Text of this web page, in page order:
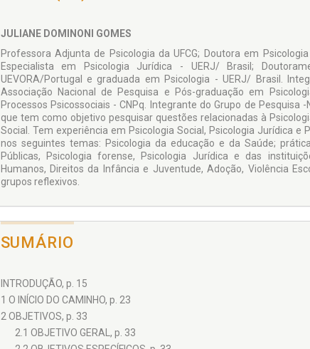
JULIANE DOMINONI GOMES
Professora Adjunta de Psicologia da UFCG; Doutora em
Especialista em Psicologia Jurídica - UERJ/ Brasil;
UEVORA/Portugal e graduada em Psicologia - UERJ/ Brasil.
Associação Nacional de Pesquisa e Pós-graduação em
Processos Psicossociais - CNPq. Integrante do Grupo de Pesquisa
que tem como objetivo pesquisar questões relacionadas à
Social. Tem experiência em Psicologia Social, Psicologia Jurídica
nos seguintes temas: Psicologia da educação e da Saúde;
Públicas, Psicologia forense, Psicologia Jurídica e das
Humanos, Direitos da Infância e Juventude, Adoção, Violência
grupos reflexivos.
SUMÁRIO
INTRODUÇÃO, p. 15
1 O INÍCIO DO CAMINHO, p. 23
2 OBJETIVOS, p. 33
2.1 OBJETIVO GERAL, p. 33